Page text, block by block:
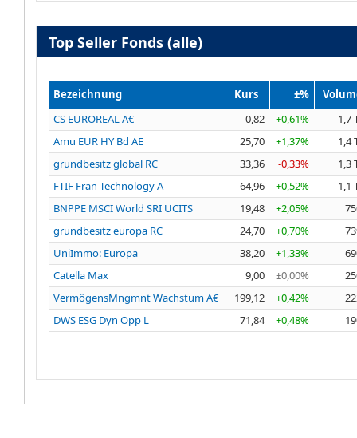
Top Seller Fonds (alle)
Bezeichnung Kurs ±%
CS EUROREAL A€
0,82 +0,61%
1,7
Amu EUR HY Bd AE
25,70 +1,37%
1,4
grundbesitz global RC
33,36 -0,33%
1,3
FTIF Fran Technology A
64,96 +0,52%
1,1
BNPPE MSCI World SRI UCITS
19,48 +2,05%
grundbesitz europa RC
24,70 +0,70%
UniImmo: Europa
38,20 +1,33%
Catella Max
9,00 ±0,00%
VermögensMngmnt Wachstum A€
199,12 +0,42%
DWS ESG Dyn Opp L
71,84 +0,48%